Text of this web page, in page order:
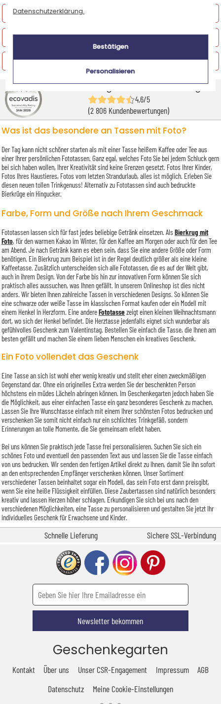
Bedruckte Textilien
Praktische Fotogeschenke
Personalisierte Puzzle
Google Kundenbewertungen
4,6/5
(2 806 Kundenbewertungen)
Was ist das besondere an Tassen mit Foto?
Der Tag kann nicht schöner starten als mit einer Tasse heißem Kaffee oder Tee aus
einer Ihrer persönlichen Fototassen. Ganz egal, welches Foto Sie bei jedem Schluck gern
bei sich haben wollen, Ihrer Kreativität sind keine Grenzen gesetzt. Fotos Ihrer Kinder,
Fotos Ihres Haustieres, Fotos vom letzten Strandurlaub, alles ist möglich. Erleben Sie
diesen neuen tollen Trinkgenuss! Alternativ zu Fototassen sind auch bedruckte
Bierkrüge ein Hingucker.
Farbe, Form und Größe nach Ihrem Geschmack
Fototassen lassen sich für fast jedes beliebige Getränk einsetzen. AlsBierkrug mit
Foto, für den warmen Kakao im Winter, für den Kaffee am Morgen oder auch für den Tee
am Abend. Je nach Getränk kann es eben sein, dass Sie eine andere Größe oder Form
benötigen. Ein Bierkrug zum Beispiel ist in der Regel deutlich größer als eine kleine
Kaffeetasse. Zusätzlich unterscheiden sich alle Fototassen, die es auf der Welt gibt,
auch in ihrem Design. Von der Farbe bis hin zur innovativen Form können Sie sich
praktisch alles aussuchen, was Ihnen gefällt. In unserem Onlineshop ist dies nicht
anders. Wir bieten Ihnen zahlreiche Tassen in verschiedenen Designs. So können Sie
eine schwarze oder weiße Tasse im klassischen Format kaufen oder ein Modell mit
einem Henkel in Herzform. Eine andereFototassezeigt einen kleinen Weihnachtsmann
dort, wo sich der Henkel befindet. Die Herztasse jedenfalls eignet sich wunderbar als
gefühlvolles Geschenk zum Valentinstag. Bestellen Sie einfach die Tasse, die Ihnen am
besten gefällt und machen Sie einem lieben Menschen ein kreatives Geschenk.
Ein Foto vollendet das Geschenk
Eine Tasse an sich ist wohl eher wenig kreativ und stellt eher einen zweckmäßigen
Gegenstand dar. Ohne ein originelles Extra werden Sie der beschenkten Person
höchstens ein müdes Lächeln abringen können. Im Geschenkegarten jedoch haben Sie
die Möglichkeit, aus einer einfachen Tasse ein ganz besonderes Geschenk zu machen.
Lassen Sie Ihre Wunschtasse einfach mit einem Ihrer schönsten Fotos bedrucken und
verschenken Sie somit nicht einfach nur ein schlichtes Trinkgefäß, sondern
Erinnerungen an tolle Momente, die Sie gemeinsam erlebt haben.
Bei uns können Sie praktisch jede Tasse frei personalisieren. Suchen Sie sich ein
schönes Foto und eventuell den passenden Text aus und lassen Sie die Tasse einfach
von uns bedrucken. Wir senden den fertigen Artikel direkt zu Ihnen, damit Sie ihn sofort
an den entsprechenden Empfänger verschenken können. Unser Sortiment
verschiedener Tassen beinhaltet sogar ein Modell, das sein Foto erst dann preisgibt,
wenn Sie eine heiße Flüssigkeit einfüllen. Diese Zaubertassen sind natürlich besonders
kreativ und lassen Herzen höher schlagen. Erkundigen Sie sich bei uns nach den
verschiedenen Möglichkeiten, eine Tasse zu personalisieren und gestalten Sie jetzt Ihr
individuelles Geschenk für Erwachsene und Kinder.
Schnelle Lieferung Sichere SSL-Verbindung
Newsletter bekommen
Geschenkegarten
Kontakt Über uns Unser CSR-Engagement Impressum
AGB
Datenschutz
Meine Cookie-Einstellungen
Datenschutzerklärung.
Bestätigen
Personalisieren